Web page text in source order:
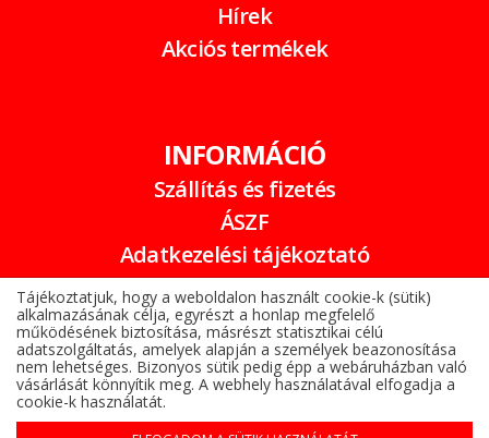
Hírek
Akciós termékek
INFORMÁCIÓ
Szállítás és fizetés
ÁSZF
Adatkezelési tájékoztató
Garancia
Online elállási nyilatkozat
Tájékoztatjuk, hogy a weboldalon használt cookie-k (sütik)
alkalmazásának célja, egyrészt a honlap megfelelő
működésének biztosítása, másrészt statisztikai célú
adatszolgáltatás, amelyek alapján a személyek beazonosítása
nem lehetséges. Bizonyos sütik pedig épp a webáruházban való
vásárlását könnyítik meg. A webhely használatával elfogadja a
cookie-k használatát.